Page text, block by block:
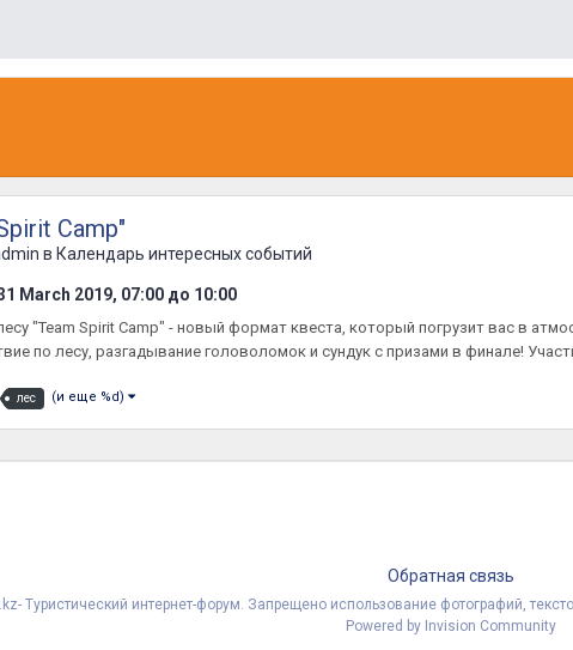
Сamp"
в Календарь интересных событий
March 2019, 07:00 до 10:00
"Team Spirit Сamp" - новый формат квеста, который погрузит вас в
по лесу, разгадывание головоломок и сундук с призами в финале!
лес (и еще %d)
Обратная связь
Туристический интернет-форум. Запрещено использование фотографий,
Powered by Invision Community